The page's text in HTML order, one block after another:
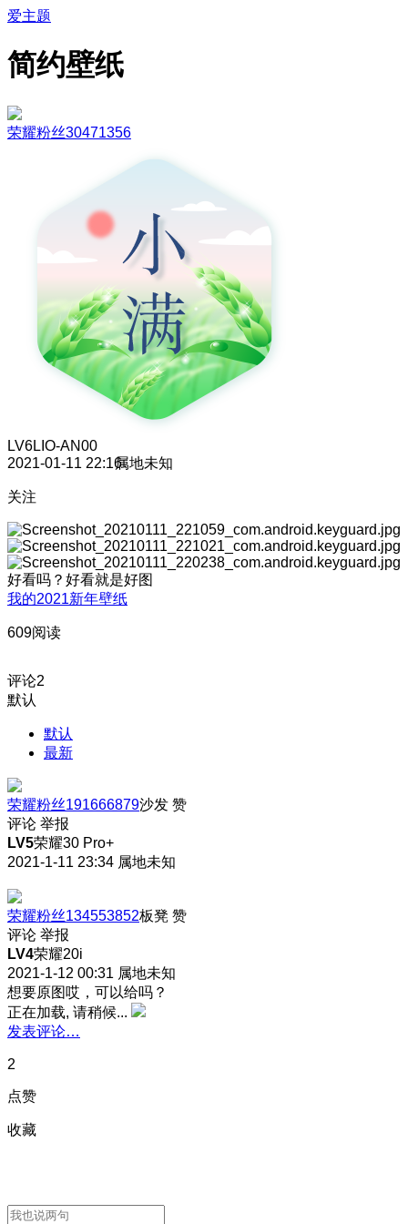
爱主题
简约壁纸
荣耀粉丝30471356
LV6LIO-AN00
2021-01-11 22:16属地未知
关注
好看吗？好看就是好图
我的2021新年壁纸
609阅读
评论2
默认
默认
最新
荣耀粉丝191666879沙发 赞
评论 举报
LV5荣耀30 Pro+
2021-1-11 23:34 属地未知
荣耀粉丝134553852板凳 赞
评论 举报
LV4荣耀20i
2021-1-12 00:31 属地未知
想要原图哎，可以给吗？
正在加载, 请稍候...
发表评论…
2
点赞
收藏